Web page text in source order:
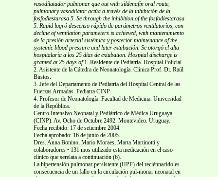
vasodilatador pulmonar que out with sildenafin oral route,
pulmonary vasodilator actúa a través de la inhibición de la
fosfodiestarasa 5. Se through the inhibition of the fosfodiestarasa
5. Rapid logró descenso rápido de parámetros ventilatorios, con
decline of ventilation parameters is achieved, with mantenimiento
de la presión arterial sistémica y posterior maintenance of the
systemic blood pressure and later extubación. Se otorgó el alta
hospitalaria a los 25 días de extubation. Hospital discharge is
granted at 25 days of1. Residente de Pediatría. Hospital Policial
2. Asistente de la Cátedra de Neonatología. Clínica Prof. Dr. Raúl
Bustos.
3. Jefe del Departamento de Pediatría del Hospital Central de las
Fuerzas Armadas. Pediatra CINP.
4. Profesor de Neonatología. Facultad de Medicina. Universidad
de la República.
Centro Intensivo Neonatal y Pediátrico de Médica Uruguaya
(CINP). Av. Ocho de Octubre 2492. Montevideo. Uruguay.
Fecha recibido: 17 de setiembre 2004.
Fecha aprobado: 16 de junio de 2005.
Dres. Anna Bonino, Mario Moraes, Marta Martinotti y
colaboradores • 131 mos utilizado esta medicación en el caso
clínico que serelata a continuación (6).
La hipertensión pulmonar persistente (HPP) del reciénnacido es
consecuencia de un fallo en la circulación pul-monar neonatal en